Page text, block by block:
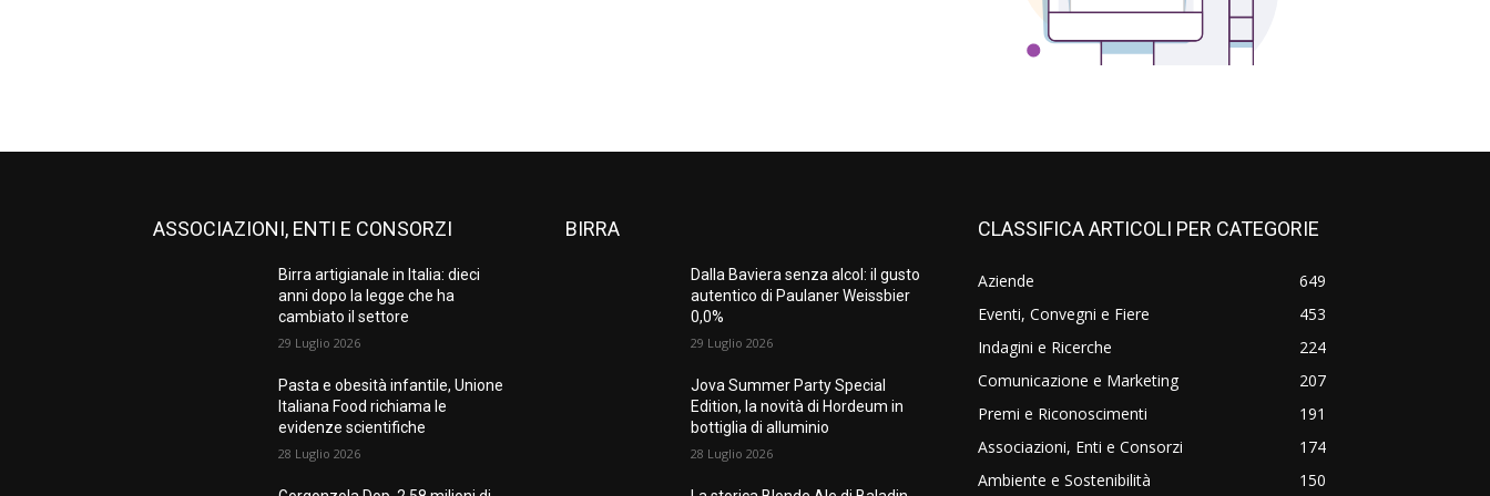
ASSOCIAZIONI, ENTI E CONSORZI
Birra artigianale in Italia: dieci
anni dopo la legge che ha
cambiato il settore
29 Luglio 2026
Pasta e obesità infantile, Unione
Italiana Food richiama le
evidenze scientifiche
28 Luglio 2026
BIRRA
Dalla Baviera senza alcol: il gusto
autentico di Paulaner Weissbier
0,0%
29 Luglio 2026
Jova Summer Party Special
Edition, la novità di Hordeum in
bottiglia di alluminio
28 Luglio 2026
CLASSIFICA ARTICOLI PER CATEGORIE
Aziende
649
Eventi, Convegni e Fiere
453
Indagini e Ricerche
224
Comunicazione e Marketing
207
Premi e Riconoscimenti
191
Associazioni, Enti e Consorzi
174
Ambiente e Sostenibilità
150